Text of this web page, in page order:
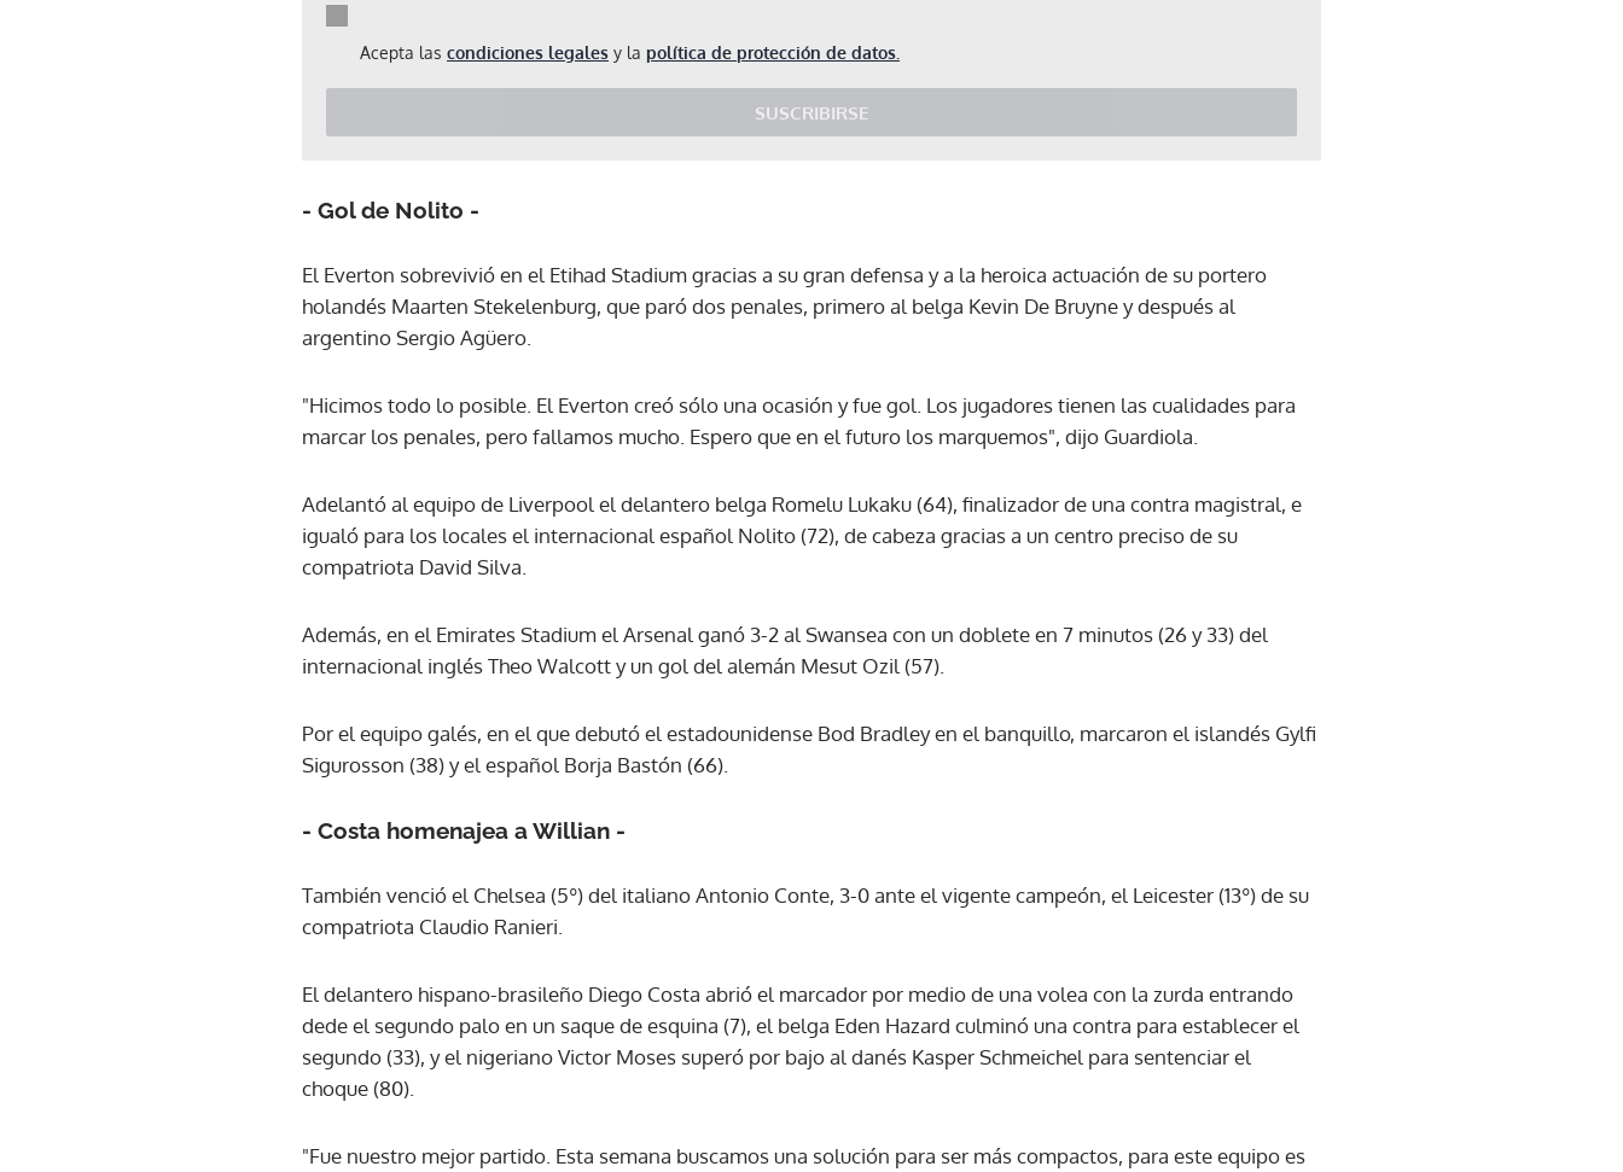
Acepta las condiciones legales y la política de protección de datos.
SUSCRIBIRSE
Gracias por suscribirte a nuestro boletín.
ACEPTAR
- Gol de Nolito -
El Everton sobrevivió en el Etihad Stadium gracias a su gran defensa y a la heroica actuación de su portero
holandés Maarten Stekelenburg, que paró dos penales, primero al belga Kevin De Bruyne y después al
argentino Sergio Agüero.
"Hicimos todo lo posible. El Everton creó sólo una ocasión y fue gol. Los jugadores tienen las cualidades para
marcar los penales, pero fallamos mucho. Espero que en el futuro los marquemos", dijo Guardiola.
Adelantó al equipo de Liverpool el delantero belga Romelu Lukaku (64), finalizador de una contra magistral, e
igualó para los locales el internacional español Nolito (72), de cabeza gracias a un centro preciso de su
compatriota David Silva.
Además, en el Emirates Stadium el Arsenal ganó 3-2 al Swansea con un doblete en 7 minutos (26 y 33) del
internacional inglés Theo Walcott y un gol del alemán Mesut Ozil (57).
Por el equipo galés, en el que debutó el estadounidense Bod Bradley en el banquillo, marcaron el islandés Gylfi
Sigurosson (38) y el español Borja Bastón (66).
- Costa homenajea a Willian -
También venció el Chelsea (5º) del italiano Antonio Conte, 3-0 ante el vigente campeón, el Leicester (13º) de su
compatriota Claudio Ranieri.
El delantero hispano-brasileño Diego Costa abrió el marcador por medio de una volea con la zurda entrando
dede el segundo palo en un saque de esquina (7), el belga Eden Hazard culminó una contra para establecer el
segundo (33), y el nigeriano Victor Moses superó por bajo al danés Kasper Schmeichel para sentenciar el
choque (80).
"Fue nuestro mejor partido. Esta semana buscamos una solución para ser más compactos, para este equipo es